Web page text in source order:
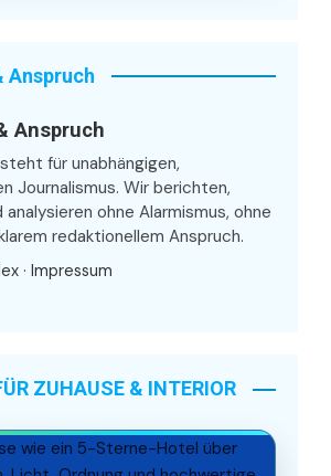
Anspruch
Anspruch
für unabhängigen,
Journalismus. Wir berichten,
analysieren ohne Alarmismus, ohne
redaktionellem Anspruch.
· Impressum
ZUHAUSE & INTERIOR